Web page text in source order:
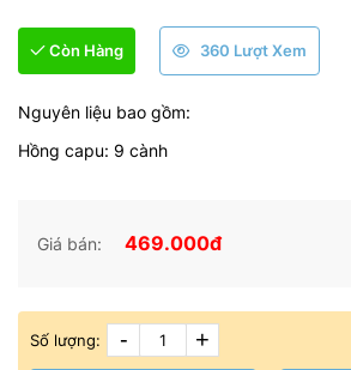
Còn Hàng 360 Lượt Xem
Nguyên liệu bao gồm:
Hồng capu: 9 cành
Giá bán: 469.000đ
Số lượng: - +